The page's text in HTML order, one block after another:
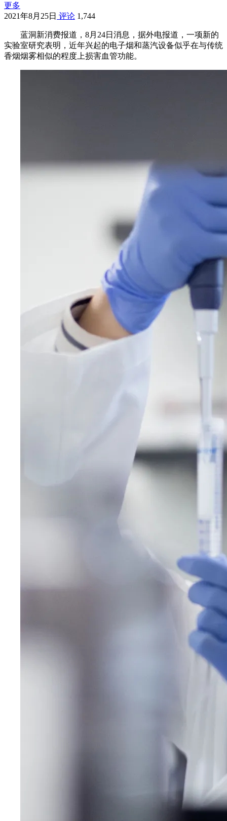
更多
2021年8月25日 评论 1,744
蓝洞新消费报道，8月24日消息，据外电报道，一项新的
实验室研究表明，近年兴起的电子烟和蒸汽设备似乎在与传统
香烟烟雾相似的程度上损害血管功能。